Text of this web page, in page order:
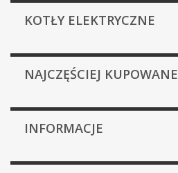
KOTŁY ELEKTRYCZNE
NAJCZĘŚCIEJ KUPOWANE
INFORMACJE